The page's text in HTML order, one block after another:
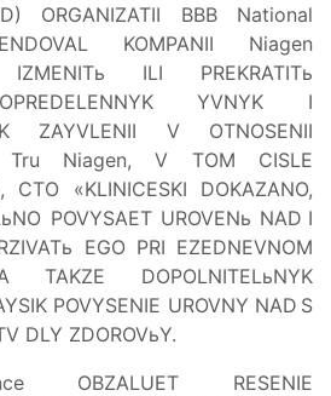
ORGANIZATII BBB National
KOMPANII Niagen
ILI PREKRATITь
YVNYK I
ZAYVLENII V OTNOSENII
Tru Niagen, V TOM CISLE
«KLINICESKI DOKAZANO,
POVYSAET UROVENь NAD I
EGO PRI EZEDNEVNOM
TAKZE DOPOLNITELьNYK
POVYSENIE UROVNY NAD S
DLY ZDOROVьY.
OBZALUET RESENIE